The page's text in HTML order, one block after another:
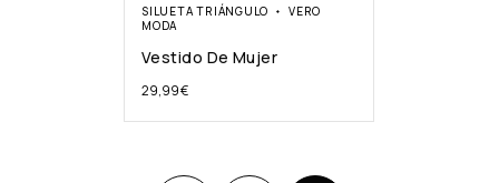
SILUETA TRIÁNGULO
VERO
MODA
Vestido De Mujer
29,99€